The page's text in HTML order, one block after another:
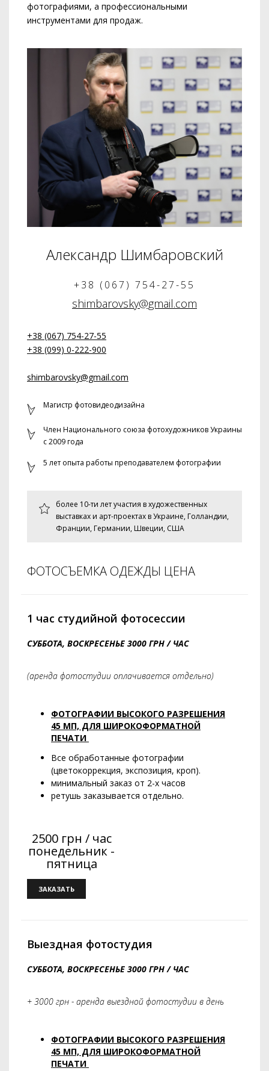
фотографиями, а профессиональными
инструментами для продаж.
Александр Шимбаровский
+38 (067) 754-27-55
shimbarovsky@gmail.com
+38 (067) 754-27-55
+38 (099) 0-222-900
shimbarovsky@gmail.com
Магистр фотовидеодизайна
Член Национального союза фотохудожников Украины
с 2009 года
5 лет опыта работы преподавателем фотографии
более 10-ти лет участия в художественных
выставках и арт-проектах в Украине, Голландии,
Франции, Германии, Швеции, США
ФОТОСЪЕМКА ОДЕЖДЫ ЦЕНА
1 час студийной фотосессии
СУББОТА, ВОСКРЕСЕНЬЕ 3000 ГРН / ЧАС
(аренда фотостудии оплачивается отдельно)
ФОТОГРАФИИ ВЫСОКОГО РАЗРЕШЕНИЯ
45 МП, ДЛЯ ШИРОКОФОРМАТНОЙ
ПЕЧАТИ
Все обработанные фотографии
(цветокоррекция, экспозиция, кроп).
минимальный заказ от 2-х часов
ретушь заказывается отдельно.
2500 грн / час
понедельник -
пятница
ЗАКАЗАТЬ
Выездная фотостудия
СУББОТА, ВОСКРЕСЕНЬЕ 3000 ГРН / ЧАС
+ 3000 грн - аренда выездной фотостудии в день
ФОТОГРАФИИ ВЫСОКОГО РАЗРЕШЕНИЯ
45 МП, ДЛЯ ШИРОКОФОРМАТНОЙ
ПЕЧАТИ